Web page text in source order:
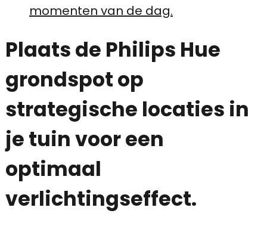
momenten van de dag.
Plaats de Philips Hue
grondspot op
strategische locaties in
je tuin voor een
optimaal
verlichtingseffect.